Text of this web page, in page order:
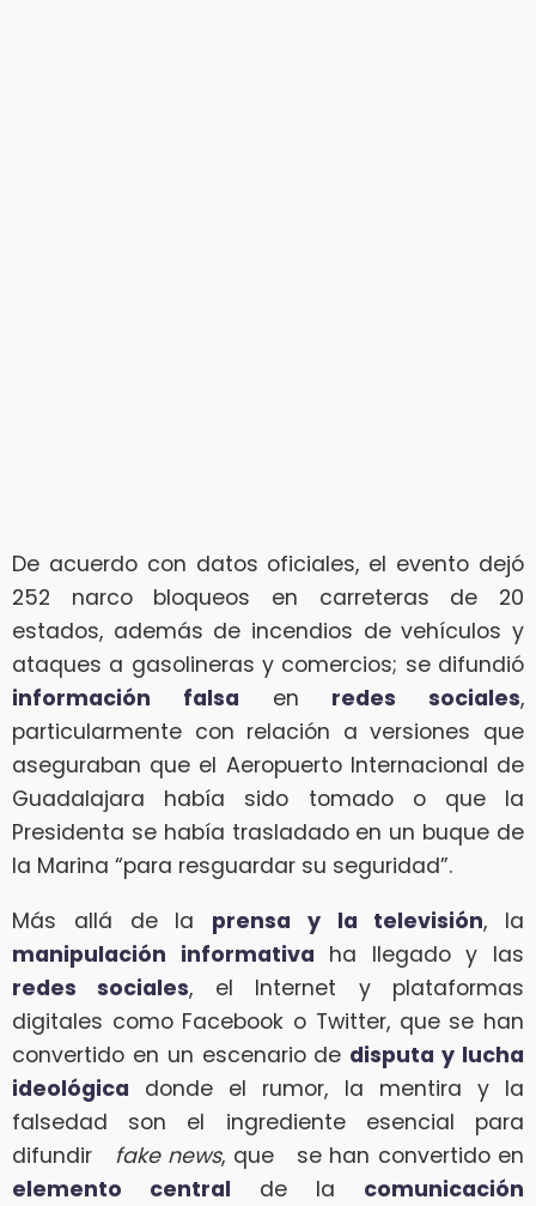
De acuerdo con datos oficiales, el evento dejó
252 narco bloqueos en carreteras de 20
estados, además de incendios de vehículos y
ataques a gasolineras y comercios; se difundió
información falsa en redes sociales,
particularmente con relación a versiones que
aseguraban que el Aeropuerto Internacional de
Guadalajara había sido tomado o que la
Presidenta se había trasladado en un buque de
la Marina “para resguardar su seguridad”.
Más allá de la prensa y la televisión, la
manipulación informativa ha llegado y las
redes sociales, el Internet y plataformas
digitales como Facebook o Twitter, que se han
convertido en un escenario de disputa y lucha
ideológica donde el rumor, la mentira y la
falsedad son el ingrediente esencial para
difundir fake news, que se han convertido en
elemento central de la comunicación